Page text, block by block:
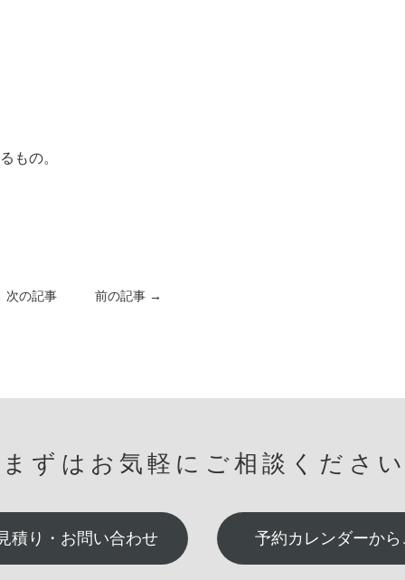
もの。
の記事 前の記事 →
まずはお気軽にご相談ください
積り・お問い合わせ 予約カレンダーから